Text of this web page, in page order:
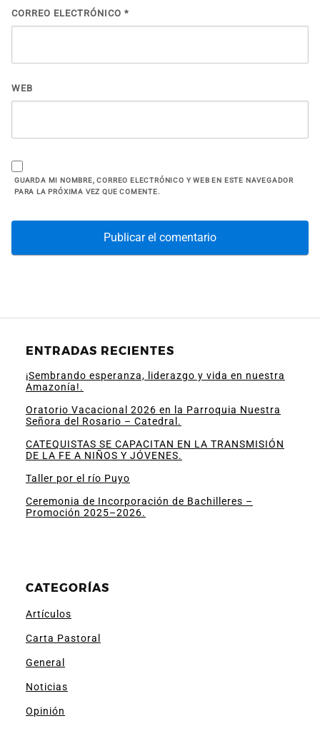
CORREO ELECTRÓNICO *
WEB
GUARDA MI NOMBRE, CORREO ELECTRÓNICO Y WEB EN ESTE NAVEGADOR
PARA LA PRÓXIMA VEZ QUE COMENTE.
ENTRADAS RECIENTES
¡Sembrando esperanza, liderazgo y vida en nuestra
Amazonía!.
Oratorio Vacacional 2026 en la Parroquia Nuestra
Señora del Rosario – Catedral.
CATEQUISTAS SE CAPACITAN EN LA TRANSMISIÓN
DE LA FE A NIÑOS Y JÓVENES.
Taller por el río Puyo
Ceremonia de Incorporación de Bachilleres –
Promoción 2025–2026.
CATEGORÍAS
Artículos
Carta Pastoral
General
Noticias
Opinión